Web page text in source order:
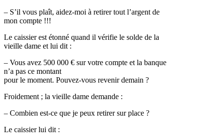
– S’il vous plaît, aidez-moi à retirer tout l’argent de
mon compte !!!
Le caissier est étonné quand il vérifie le solde de la
vieille dame et lui dit :
– Vous avez 500 000 € sur votre compte et la banque
n’a pas ce montant
pour le moment. Pouvez-vous revenir demain ?
Froidement ; la vieille dame demande :
– Combien est-ce que je peux retirer sur place ?
Le caissier lui dit :